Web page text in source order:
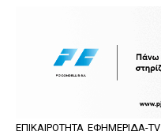
ΕΠΙΚΑΙΡΌΤΗΤΑ ΕΦΗΜΕΡΊΔΑ-TV